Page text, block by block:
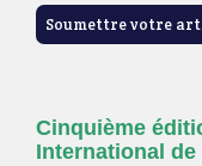
Soumettre votre
Cinquième
International de